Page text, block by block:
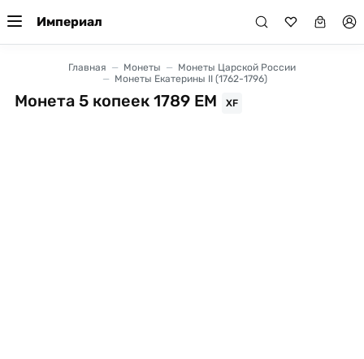
Империал
Главная Монеты
Монеты Царской России
Монеты Екатерины II (1762-1796)
Монета 5 копеек 1789 ЕМ XF